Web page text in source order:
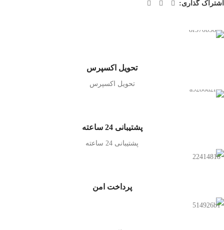
اشتراک گذاری:
تحویل اکسپرس
تحویل اکسپرس
پشتیبانی 24 ساعته
پشتیبانی 24 ساعته
پرداخت امن